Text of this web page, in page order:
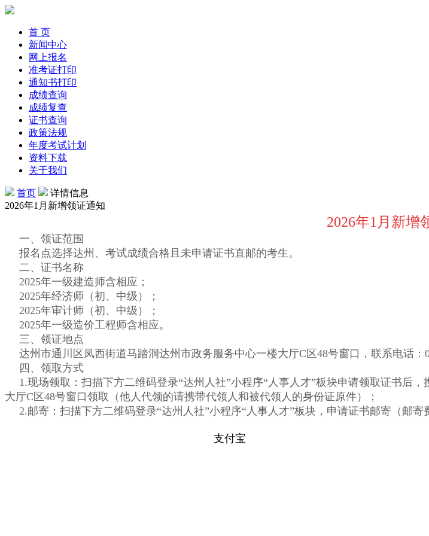
首 页
新闻中心
网上报名
准考证打印
通知书打印
成绩查询
成绩复查
证书查询
政策法规
年度考试计划
资料下载
关于我们
首页
详情信息
2026年1月新增领证通知
2026年1月新增
一、领证范围
报名点选择达州、考试成绩合格且未申请证书直邮的考生。
二、证书名称
2025年一级建造师含相应 ；
2025年经济师 （初、中级）
；
2025年审计师（初、中级）；
2025年一级造价工程师含相应。
三、领证地点
达州市通川区凤西街道马踏洞达州市政务服务中心一楼大厅C区48号窗口，联系电话：
四、领取方式
1.现场领取：扫描下方二维码登录“达州人社”小程序“人事人才”板块申请领取证书后
大厅C区48号窗口领取（他人代领的请携带代领人和被代领人的身份证原件）；
2.邮寄：扫描下方二维码登录“达州人社”小程序“人事人才”板块，申请证书邮寄（邮寄
支付宝